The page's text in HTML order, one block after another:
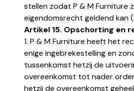
stellen zodat P & M Furniture
eigendomsrecht geldend kan
Artikel 15. Opschorting en
1. P & M Furniture heeft het
enige ingebrekestelling en
tussenkomst hetzij de
overeenkomst tot nader
hetzij de overeenkomst